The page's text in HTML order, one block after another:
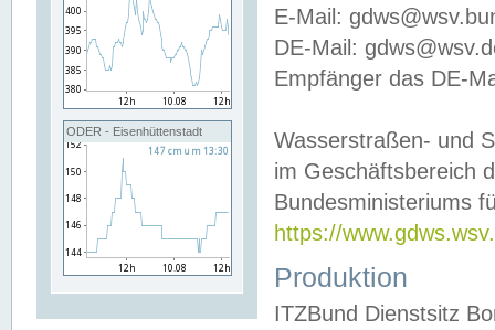
ODER - Eisenhüttenstadt
E-Mail:
DE-Mail:
Empfänger das DE-
Wasserstraßen- und
im Geschäftsbereich
Bundesministeriums
https://
Produktion
ITZBund Dienstsitz